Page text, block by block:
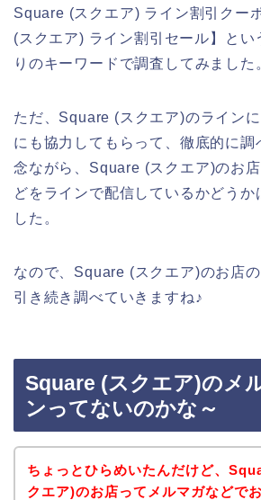
Square (スクエア) ライン割引クー
(スクエア) ライン割引セール】とい
りのキーワードで調査してみました
ただ、Square (スクエア)のライン
にも協力してもらって、徹底的に調
念ながら、Square (スクエア)のお
どをラインで配信しているかどうか
した。
なので、Square (スクエア)のお店
引き続き調べていきますね♪
Square (スクエア)のメ
ンってないのかな～
ちょっとひらめいたんだけど、
クエア)のお店ってメルマガなどで